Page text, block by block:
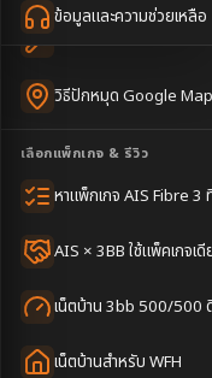
เน็ตบ้านแรงทุกชั้น
เทคนิคขอคิวช่างได้ไว
วิธีปักหมุด Google
เลือกแพ็กเกจ & รีวิว
หาแพ็กเกจ AIS Fibre 3
AIS × 3BB ใช้แพ็คเกจเ
เน็ตบ้าน 3bb 500/500
เน็ตบ้านสำหรับ WFH
ข้อมูลและความช่วยเหลือ
รับติดตั้งเน็
บริการติดตั้งอิ
จังหวัดสุราษฎร์
อำเภอเมืองสุ
อำเภอเกาะพะงัน
อำเภอ พร้อมยื
การใช้งาน